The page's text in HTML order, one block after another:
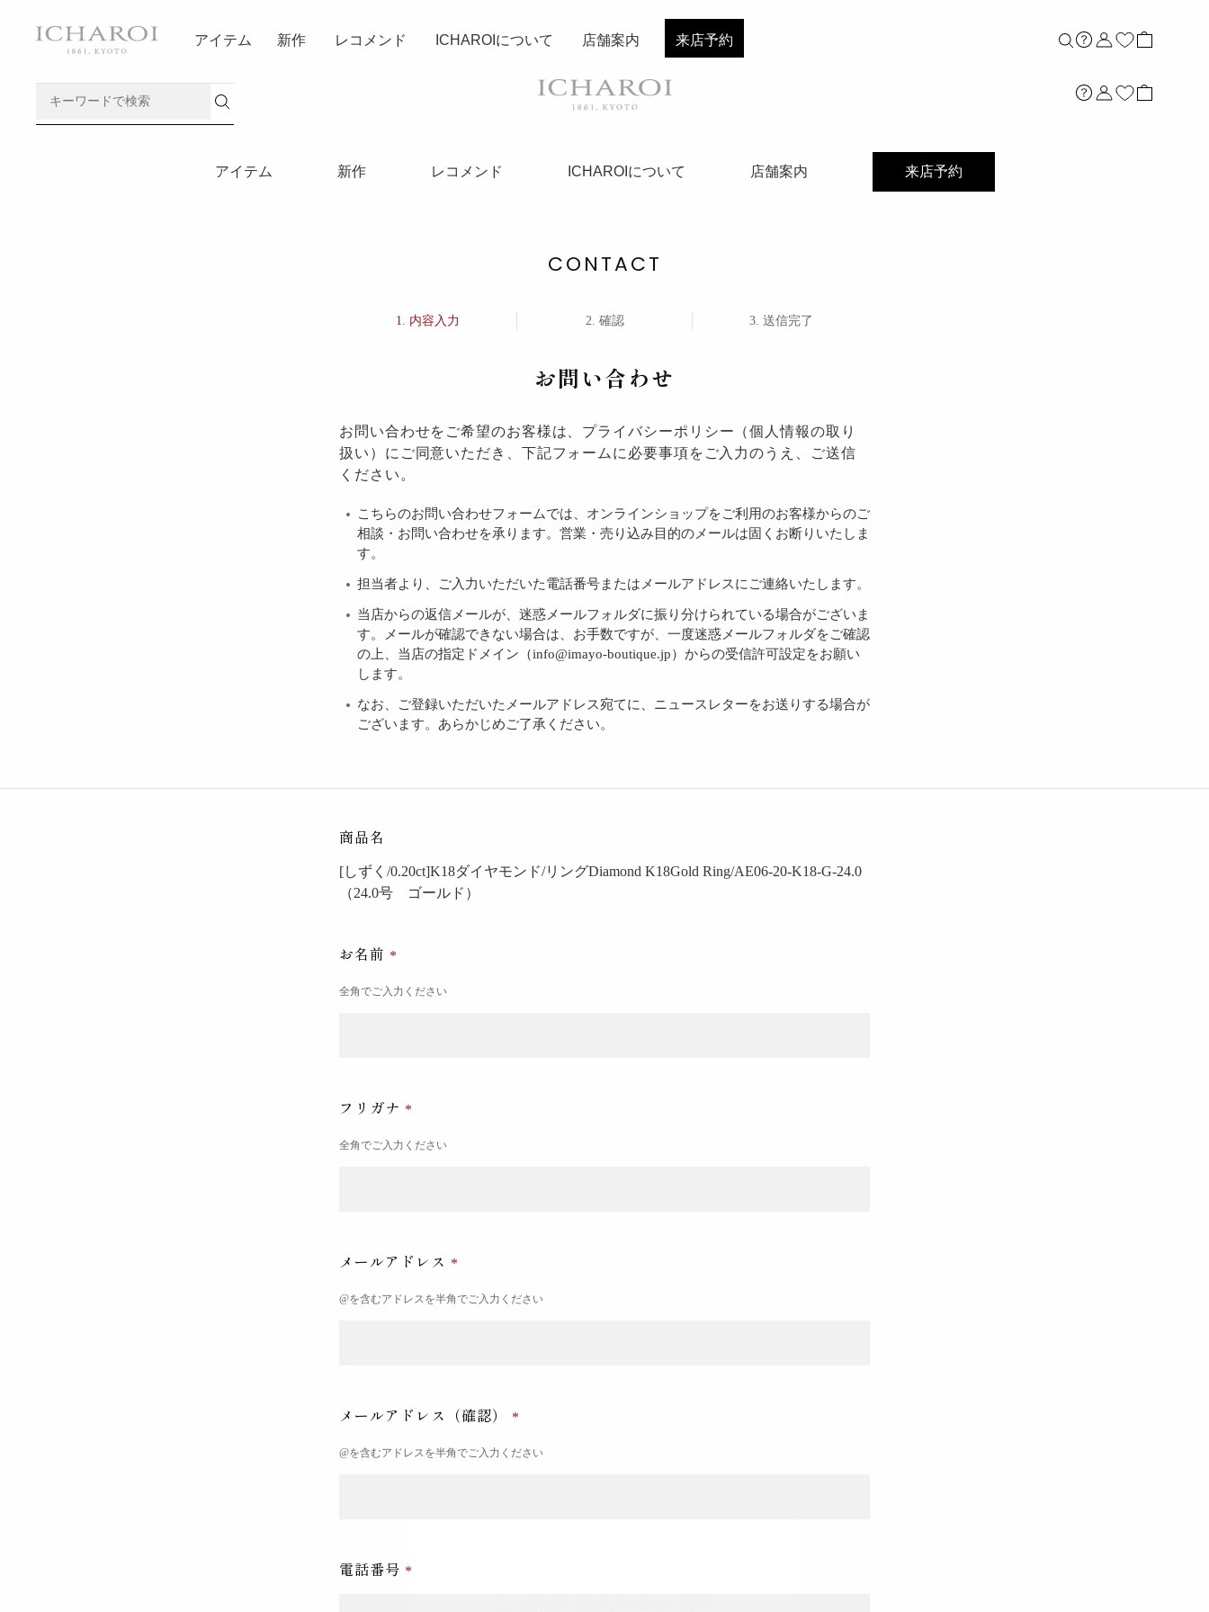
店舗案内
アイテム 新作 レコメンド ICHAROIについて 店舗案内 来店予約
アイテム 新作 レコメンド ICHAROIについて 店舗案内 来店予約
CONTACT
内容入力 確認 送信完了
お問い合わせ
お問い合わせをご希望のお客様は、 プライバシーポリシー （個人情報の取り
扱い）にご同意いただき、下記フォームに必要事項をご入力のうえ、ご送信
ください。
こちらのお問い合わせフォームでは、オンラインショップをご利用のお客様からのご
相談・お問い合わせを承ります。営業・売り込み目的のメールは固くお断りいたしま
す。
担当者より、ご入力いただいた電話番号またはメールアドレスにご連絡いたします。
当店からの返信メールが、迷惑メールフォルダに振り分けられている場合がございま
す。メールが確認できない場合は、お手数ですが、一度迷惑メールフォルダをご確認
の上、当店の指定ドメイン（info@imayo-boutique.jp）からの受信許可設定をお願い
します。
なお、ご登録いただいたメールアドレス宛てに、ニュースレターをお送りする場合が
ございます。あらかじめご了承ください。
商品名
[しずく/0.20ct]K18ダイヤモンド/リングDiamond K18Gold Ring/AE06-20-K18-G-24.0
（24.0号 ゴールド）
お名前
全角でご入力ください
フリガナ
全角でご入力ください
メールアドレス
@を含むアドレスを半角でご入力ください
メールアドレス（確認）
@を含むアドレスを半角でご入力ください
電話番号